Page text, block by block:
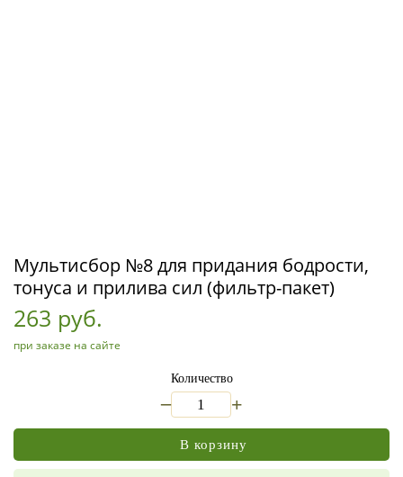
Мультисбор №8 для придания бодрости,
тонуса и прилива сил (фильтр-пакет)
263 руб.
при заказе на сайте
Количество
+
В корзину